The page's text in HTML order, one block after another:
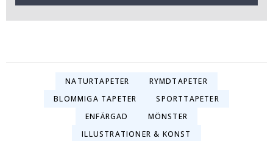
NATURTAPETER
RYMDTAPETER
BLOMMIGA TAPETER
SPORTTAPETER
ENFÄRGAD
MÖNSTER
ILLUSTRATIONER & KONST